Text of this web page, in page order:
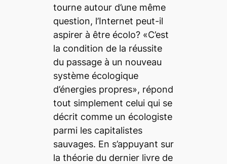
tourne autour d’une même
question, l’Internet peut-il
aspirer à être écolo? «C’est
la condition de la réussite
du passage à un nouveau
système écologique
d’énergies propres», répond
tout simplement celui qui se
décrit comme un écologiste
parmi les capitalistes
sauvages. En s’appuyant sur
la théorie du dernier livre de